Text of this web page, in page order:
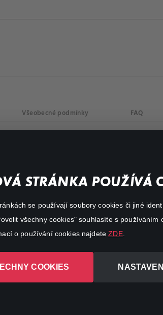
STRÁNKA POUŽÍVÁ
se používají soubory cookies či jiné
všechny cookies" souhlasíte s
o používání cookies najdeteZDE.
COOKIES NASTAVENÍ
Všeobecné podmínky FAQ